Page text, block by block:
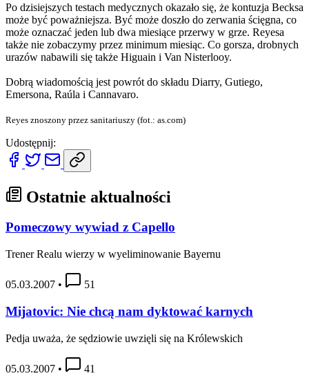
Po dzisiejszych testach medycznych okazało się, że kontuzja Becksa
może być poważniejsza. Być może doszło do zerwania ścięgna, co
może oznaczać jeden lub dwa miesiące przerwy w grze. Reyesa
także nie zobaczymy przez minimum miesiąc. Co gorsza, drobnych
urazów nabawili się także Higuain i Van Nisterlooy.
Dobrą wiadomością jest powrót do składu Diarry, Gutiego,
Emersona, Raúla i Cannavaro.
Reyes znoszony przez sanitariuszy (fot.: as.com)
Udostępnij:
Ostatnie aktualności
Pomeczowy wywiad z Capello
Trener Realu wierzy w wyeliminowanie Bayernu
05.03.2007 • 51
Mijatovic: Nie chcą nam dyktować karnych
Pedja uważa, że sędziowie uwzięli się na Królewskich
05.03.2007 • 41